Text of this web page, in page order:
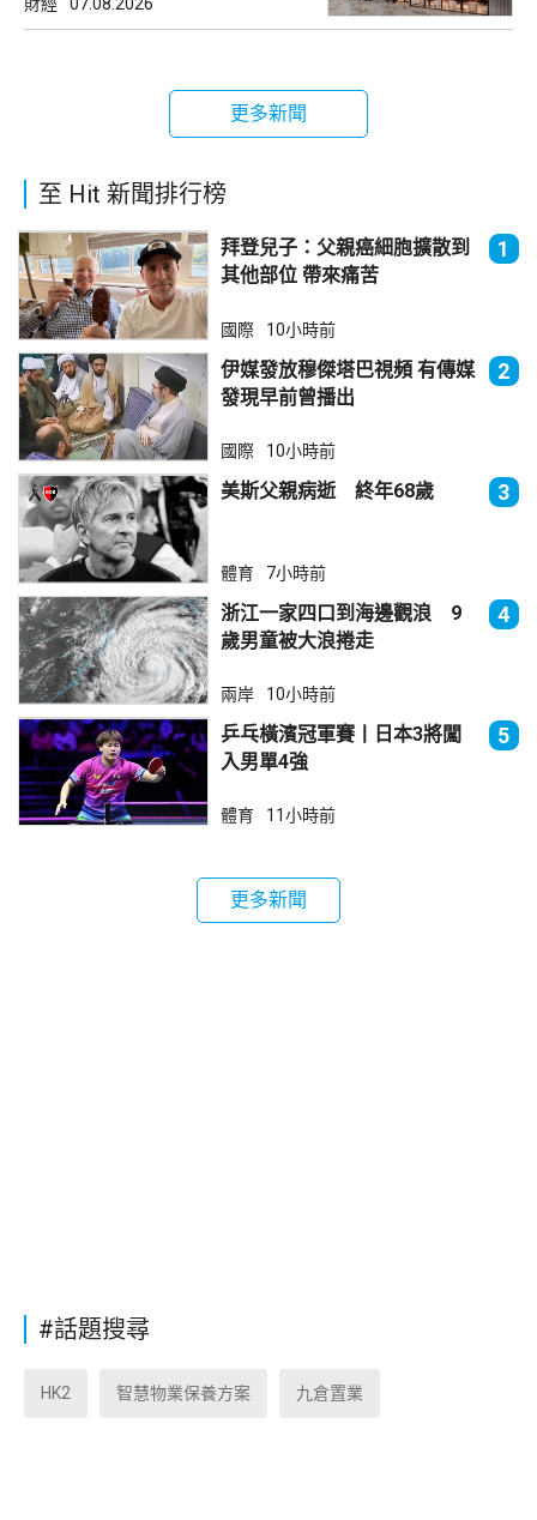
財經 07.08.2026
更多新聞
至 Hit 新聞排行榜
拜登兒子：父親癌細胞擴散到
其他部位 帶來痛苦
1
國際 10小時前
伊媒發放穆傑塔巴視頻 有傳媒
發現早前曾播出
2
國際 10小時前
美斯父親病逝 終年68歲 3
體育 7小時前
浙江一家四口到海邊觀浪 9
歲男童被大浪捲走
4
兩岸 10小時前
乒乓橫濱冠軍賽丨日本3將闖
入男單4強
5
體育 11小時前
更多新聞
#話題搜尋
HK2 智慧物業保養方案 九倉置業